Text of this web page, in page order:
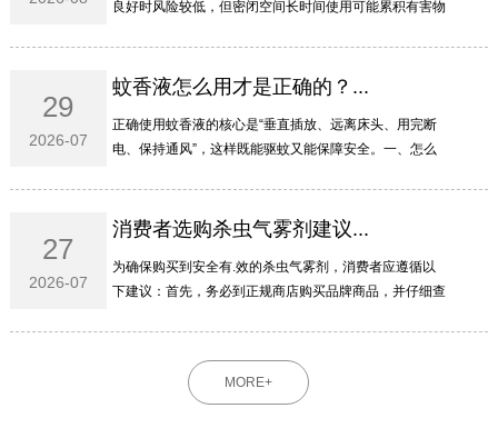
良好时风险较低，但密闭空间长时间使用可能累积有害物
29
2026-07
蚊香液怎么用才是正确的？...
正确使用蚊香液的核心是“垂直插放、远离床头、用完断
电、保持通风”‌，这样既能驱蚊又能保障安全。‌‌‌一、怎么
27
2026-07
消费者选购杀虫气雾剂建议...
为确保购买到安全有.效的杀虫气雾剂，消费者应遵循以
下建议：首先，务必到正规商店购买品牌商品，并仔细查
MORE+